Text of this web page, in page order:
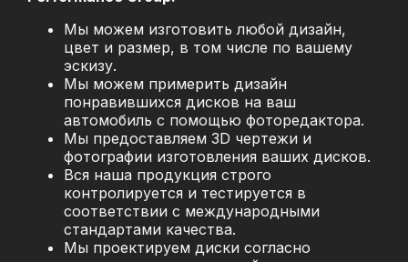
Мы можем изготовить любой дизайн,
цвет и размер, в том числе по вашему
эскизу.
Мы можем примерить дизайн
понравившихся дисков на ваш
автомобиль с помощью фоторедактора.
Мы предоставляем 3D чертежи и
фотографии изготовления ваших дисков.
Вся наша продукция строго
контролируется и тестируется в
соответствии с международными
стандартами качества.
Мы проектируем диски согласно